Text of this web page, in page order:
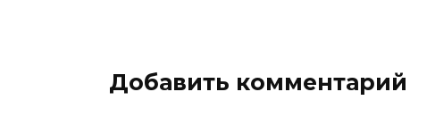
Добавить комментарий